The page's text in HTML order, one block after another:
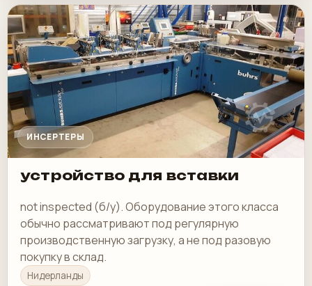
ИНСЕРТЕРЫ
устройство для вставки
not inspected (б/у). Оборудование этого класса
обычно рассматривают под регулярную
производственную загрузку, а не под разовую
покупку в склад.
Нидерланды